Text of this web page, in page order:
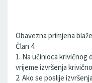
Obavezna primjena
Član 4.
1. Na učinioca krivičnog
vrijeme izvršenja
2. Ako se poslije